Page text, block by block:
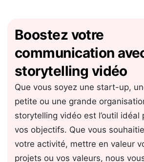
reçues
Détail
MOTION
ANIMATION
Anatomie et
Boostez votre
communication
storytelling vidéo
Que vous soyez une start-up,
petite ou une grande
storytelling vidéo est l’outil idéal
vos objectifs. Que vous
votre activité, mettre en valeur
projets ou vos valeurs, nous